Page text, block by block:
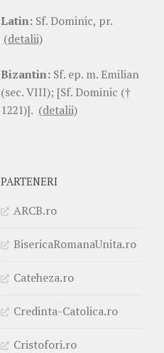
Latin: Sf. Dominic, pr.
(detalii)
Bizantin: Sf. ep. m. Emilian
(sec. VIII); [Sf. Dominic (†
1221)]. (detalii)
PARTENERI
ARCB.ro
BisericaRomanaUnita.ro
Cateheza.ro
Credinta-Catolica.ro
Cristofori.ro